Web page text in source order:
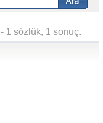
- 1 sözlük, 1 sonuç.